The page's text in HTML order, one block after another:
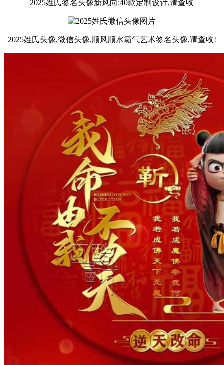
2025姓氏签名头像新风向:40款定制设计,请查收
2025姓氏头像,微信头像,顺风顺水霸气艺术签名头像,请查收!